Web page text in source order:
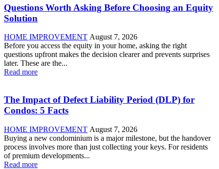
Questions Worth Asking Before Choosing an Equity
Solution
HOME IMPROVEMENT August 7, 2026
Before you access the equity in your home, asking the right
questions upfront makes the decision clearer and prevents surprises
later. These are the...
Read more
The Impact of Defect Liability Period (DLP) for
Condos: 5 Facts
HOME IMPROVEMENT August 7, 2026
Buying a new condominium is a major milestone, but the handover
process involves more than just collecting your keys. For residents
of premium developments...
Read more